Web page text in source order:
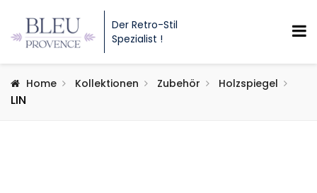
Der Retro-Stil
Spezialist !
Home Kollektionen Zubehör Holzspiegel
LIN